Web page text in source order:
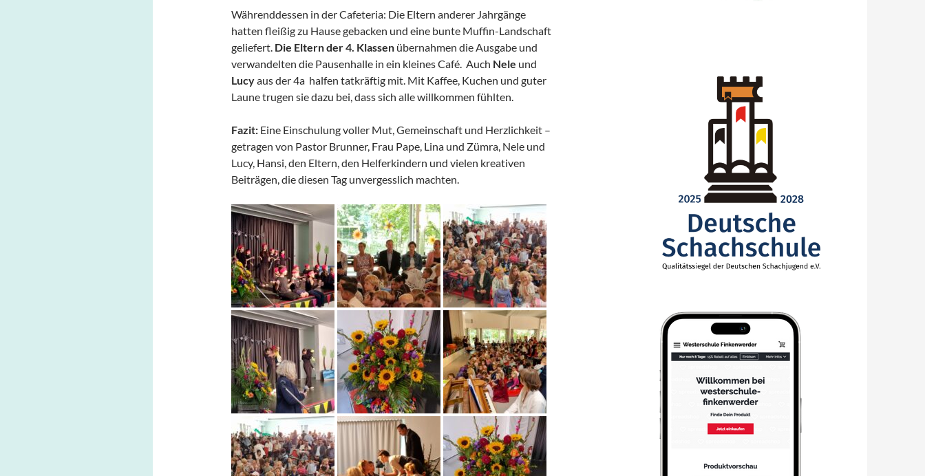
Währenddessen in der Cafeteria: Die Eltern anderer Jahrgänge
hatten fleißig zu Hause gebacken und eine bunte Muffin-Landschaft
geliefert. Die Eltern der 4. Klassen übernahmen die Ausgabe und
verwandelten die Pausenhalle in ein kleines Café. Auch Nele und
Lucyaus der 4a halfen tatkräftig mit. Mit Kaffee, Kuchen und guter
Laune trugen sie dazu bei, dass sich alle willkommen fühlten.
Fazit: Eine Einschulung voller Mut, Gemeinschaft und Herzlichkeit –
getragen von Pastor Brunner, Frau Pape, Lina und Zümra, Nele und
Lucy, Hansi, den Eltern, den Helferkindern und vielen kreativen
Beiträgen, die diesen Tag unvergesslich machten.